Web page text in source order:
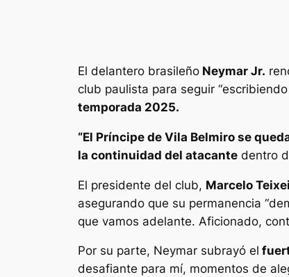
El delantero brasileño Neymar Jr.
club paulista para seguir
temporada 2025.
“El Príncipe de Vila Belmiro se
la continuidad del atacante dentro
El presidente del club, Marcelo
asegurando que su permanencia
que vamos adelante. Aficionado,
Por su parte, Neymar subrayó el
desafiante para mí, momentos de